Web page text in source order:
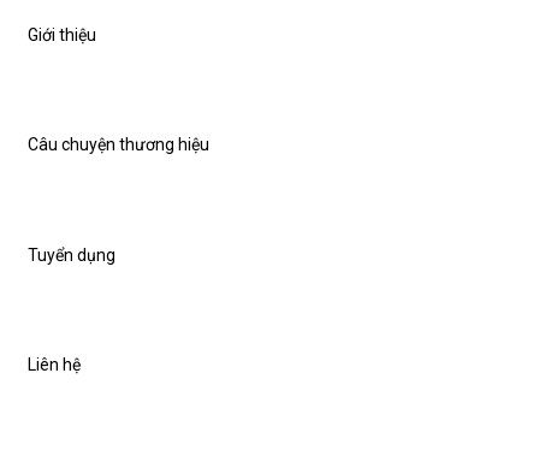
Giới thiệu
Câu chuyện thương hiệu
Tuyển dụng
Liên hệ